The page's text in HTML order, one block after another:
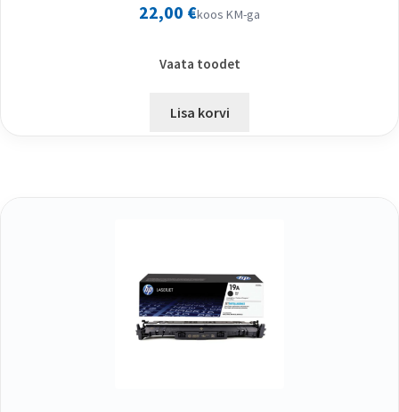
22,00 €koos KM-ga
Vaata toodet
Lisa korvi